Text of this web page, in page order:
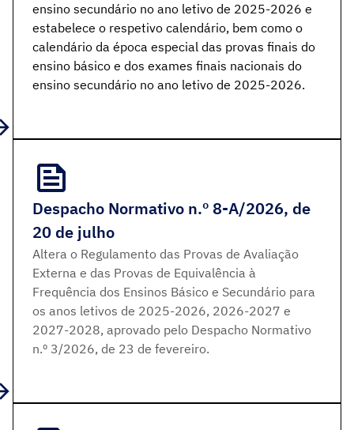
ensino secundário no ano letivo de 2025-2026 e
estabelece o respetivo calendário, bem como o
calendário da época especial das provas finais do
ensino básico e dos exames finais nacionais do
ensino secundário no ano letivo de 2025-2026.
Despacho Normativo n.º 8-A/2026, de
20 de julho
Altera o Regulamento das Provas de Avaliação
Externa e das Provas de Equivalência à
Frequência dos Ensinos Básico e Secundário para
os anos letivos de 2025-2026, 2026-2027 e
2027-2028, aprovado pelo Despacho Normativo
n.º 3/2026, de 23 de fevereiro.